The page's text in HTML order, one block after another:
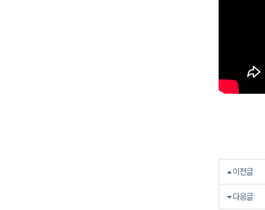
이전글
다음글